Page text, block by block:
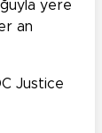
yere
an
Justice